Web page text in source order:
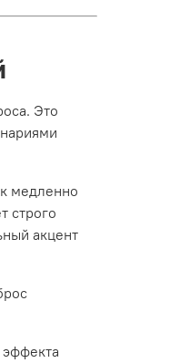
Это
медленно
строго
акцент